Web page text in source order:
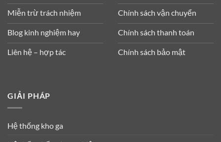
Miễn trừ trách nhiệm
Blog kinh nghiệm hay
Liên hệ – hợp tác
Chính sách vận chuyển
Chính sách thanh toán
Chính sách bảo mật
GIẢI PHÁP
Hệ thống kho ga